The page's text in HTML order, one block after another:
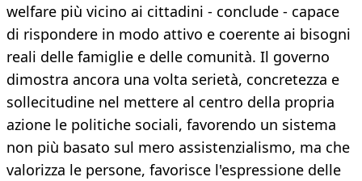
welfare più vicino ai cittadini - conclude - capace
di rispondere in modo attivo e coerente ai bisogni
reali delle famiglie e delle comunità. Il governo
dimostra ancora una volta serietà, concretezza e
sollecitudine nel mettere al centro della propria
azione le politiche sociali, favorendo un sistema
non più basato sul mero assistenzialismo, ma che
valorizza le persone, favorisce l'espressione delle